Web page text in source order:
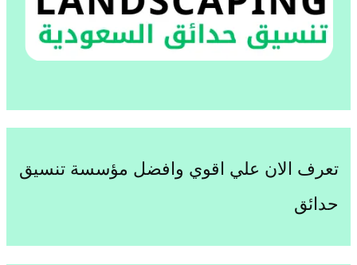
تعرف الان علي اقوي وافضل مؤسسة تنسيق
حدائق